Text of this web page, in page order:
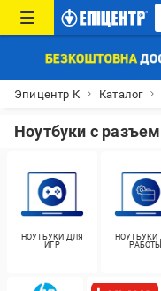
Эпицентр К Каталог
Ноутбуки с разъем
НОУТБУКИ ДЛЯ
ИГР
НОУТБУКИ
РАБОТЫ